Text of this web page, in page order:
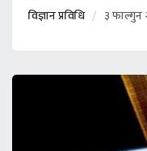
विज्ञान प्रविधि ३ फाल्गुन